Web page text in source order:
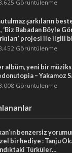
Görüntülenme
şarkıların
‘Biz Babadan Böyle
projesi ile ilgili
Görüntülenme
albüm, yeni bir
– Yakamoz
Görüntülenme
benzersiz
bir hediye : Tanju
Türküler…